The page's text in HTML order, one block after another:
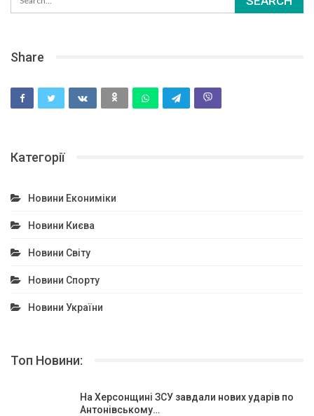
Share
Категорії
Новини Екониміки
Новини Києва
Новини Світу
Новини Спорту
Новини України
Топ Новини:
На Херсонщині ЗСУ завдали нових ударів по
Антонівському…